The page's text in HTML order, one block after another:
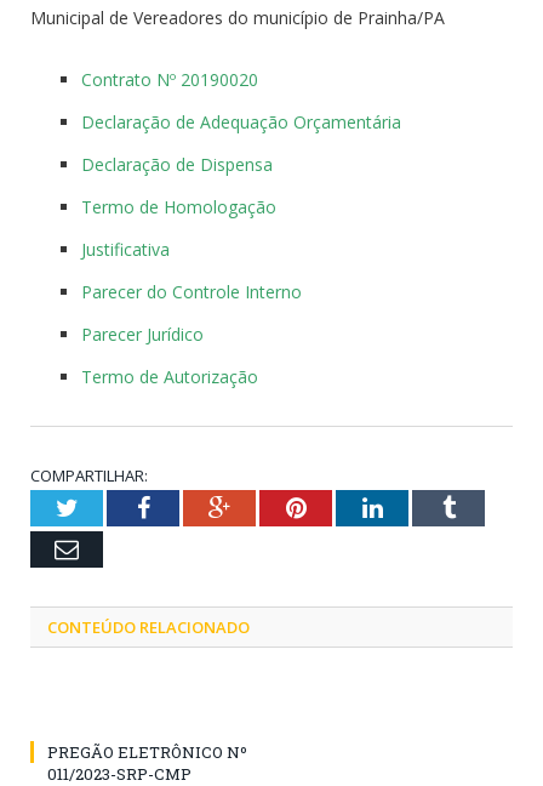
Municipal de Vereadores do município de Prainha/PA
Contrato Nº 20190020
Declaração de Adequação Orçamentária
Declaração de Dispensa
Termo de Homologação
Justificativa
Parecer do Controle Interno
Parecer Jurídico
Termo de Autorização
COMPARTILHAR:
TwitterFacebookGoogle+PinterestLinkedInTumblr
Email
CONTEÚDO RELACIONADO
PREGÃO ELETRÔNICO Nº
011/2023-SRP-CMP